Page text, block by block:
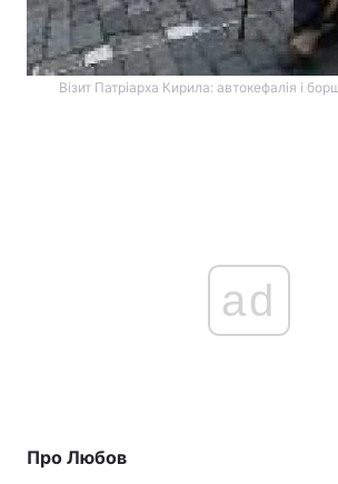
Візит Патріарха Кирила: автокефалія і
ad
Про Любов